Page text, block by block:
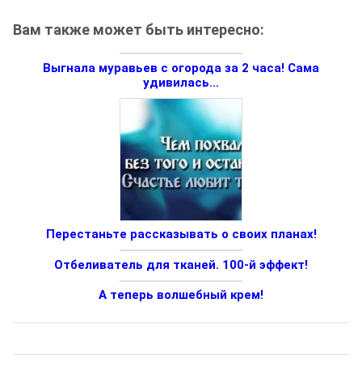
Вам также может быть интересно:
Выгнала муравьев с огорода за 2 часа! Сама
удивилась…
Перестаньте рассказывать о своих планах!
Отбеливатель для тканей. 100-й эффект!
А теперь волшебный крем!